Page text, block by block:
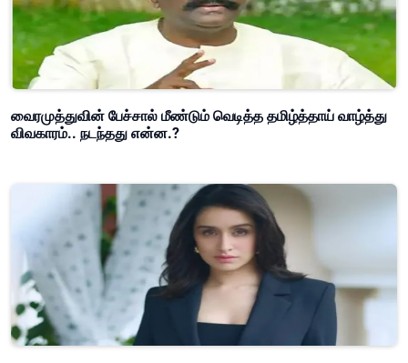
வைரமுத்துவின் பேச்சால் மீண்டும் வெடித்த தமிழ்த்தாய் வாழ்த்து
விவகாரம்.. நடந்தது என்ன.?